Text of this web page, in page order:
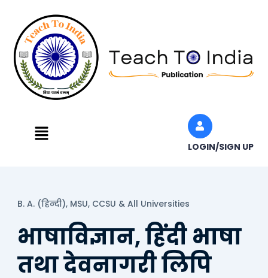
content
Menu
LOGIN/SIGN UP
B. A. (हिन्दी), MSU, CCSU & All Universities
भाषाविज्ञान, हिंदी भाषा
तथा देवनागरी लिपि